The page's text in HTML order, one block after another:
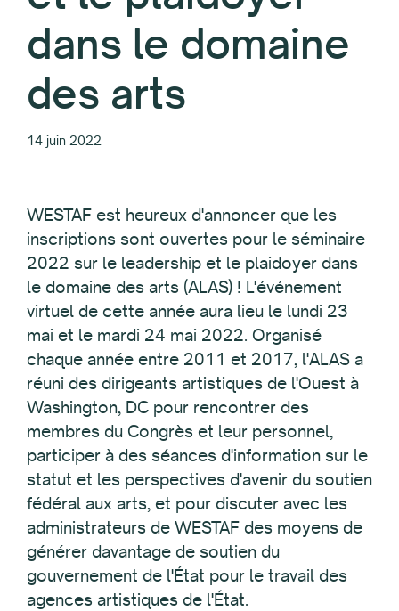
dans le domaine
des arts
14 juin 2022
WESTAF est heureux d'annoncer que les
inscriptions sont ouvertes pour le séminaire
2022 sur le leadership et le plaidoyer dans
le domaine des arts (ALAS) ! L'événement
virtuel de cette année aura lieu le lundi 23
mai et le mardi 24 mai 2022. Organisé
chaque année entre 2011 et 2017, l'ALAS a
réuni des dirigeants artistiques de l'Ouest à
Washington, DC pour rencontrer des
membres du Congrès et leur personnel,
participer à des séances d'information sur le
statut et les perspectives d'avenir du soutien
fédéral aux arts, et pour discuter avec les
administrateurs de WESTAF des moyens de
générer davantage de soutien du
gouvernement de l'État pour le travail des
agences artistiques de l'État.